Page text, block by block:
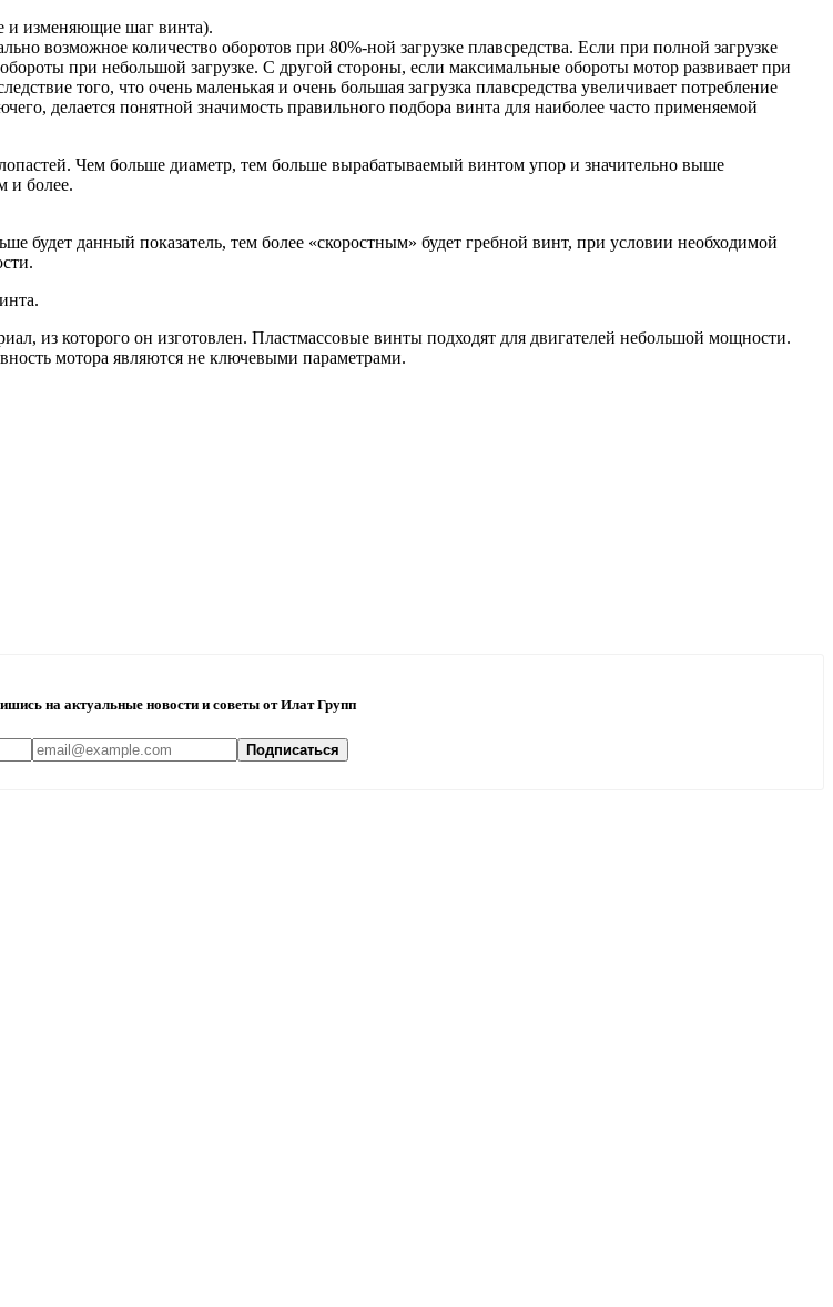
и изменяющие шаг винта).
возможное количество оборотов при 80%-ной загрузке плавсредства. Если при полной загрузке
при небольшой загрузке. С другой стороны, если максимальные обороты мотор развивает при
того, что очень маленькая и очень большая загрузка плавсредства увеличивает потребление
делается понятной значимость правильного подбора винта для наиболее часто применяемой
Чем больше диаметр, тем больше вырабатываемый винтом упор и значительно выше
и более.
будет данный показатель, тем более «скоростным» будет гребной винт, при условии необходимой
из которого он изготовлен. Пластмассовые винты подходят для двигателей небольшой мощности.
мотора являются не ключевыми параметрами.
на актуальные новости и советы от Илат Групп
Подписаться